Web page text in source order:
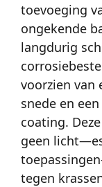
toevoeging
ongekende
langdurig
voorzien van
snede en
coating.
geen
tegen